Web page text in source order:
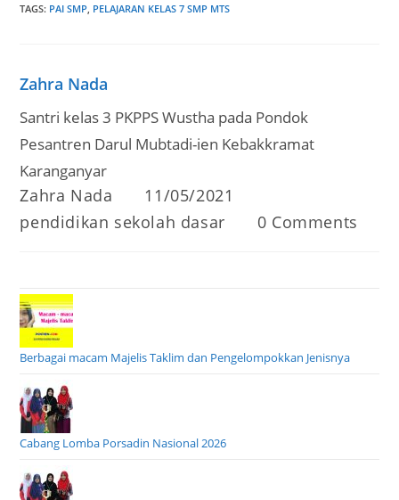
TAGS: PAI SMP PELAJARAN KELAS 7 SMP MTS
Zahra Nada
Santri kelas 3 PKPPS Wustha pada Pondok
Pesantren Darul Mubtadi-ien Kebakkramat
Karanganyar
Post
Zahra Nada
Post
11/05/2021
Post
category:
pendidikan sekolah dasar
Post
0 Comments
Berbagai macam Majelis Taklim dan Pengelompokkan Jenisnya
Cabang Lomba Porsadin Nasional 2026